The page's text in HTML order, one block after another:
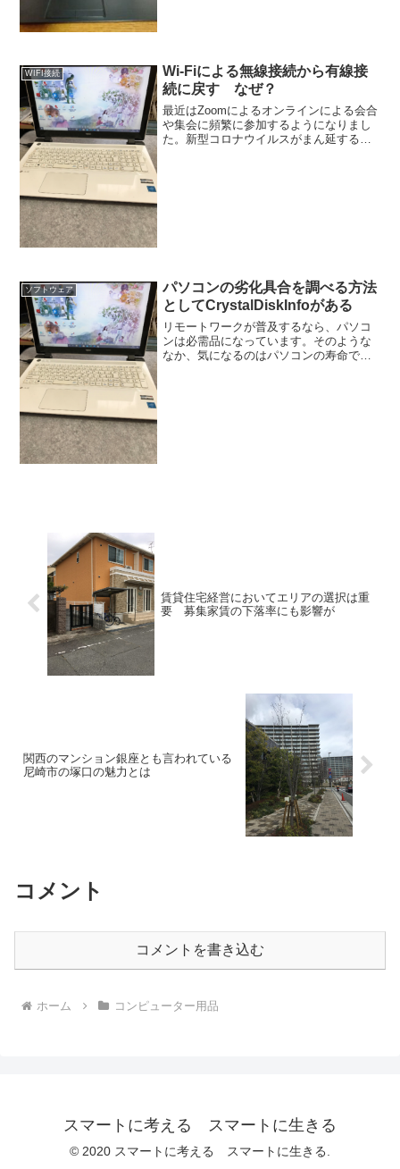
WIFI接続
Wi-Fiによる無線接続から有線接
続に戻す なぜ？
最近はZoomによるオンラインによる会合
や集会に頻繁に参加するようになりまし
た。新型コロナウイルスがまん延するま
ソフトウェア
パソコンの劣化具合を調べる方法
としてCrystalDiskInfoがある
リモートワークが普及するなら、パソコ
ンは必需品になっています。そのような
なか、気になるのはパソコンの寿命で
賃貸住宅経営においてエリアの選択は重
要 募集家賃の下落率にも影響が
関西のマンション銀座とも言われている
尼崎市の塚口の魅力とは
コメント
コメントを書き込む
ホーム コンピューター用品
スマートに考える スマートに生きる
© 2020 スマートに考える スマートに生きる.